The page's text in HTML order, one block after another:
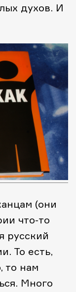
духов. И
(они
что-то
русский
То есть,
то нам
Много